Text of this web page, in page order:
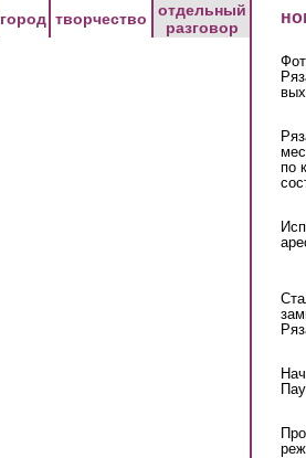
город творчество
отдельный
разговор
по